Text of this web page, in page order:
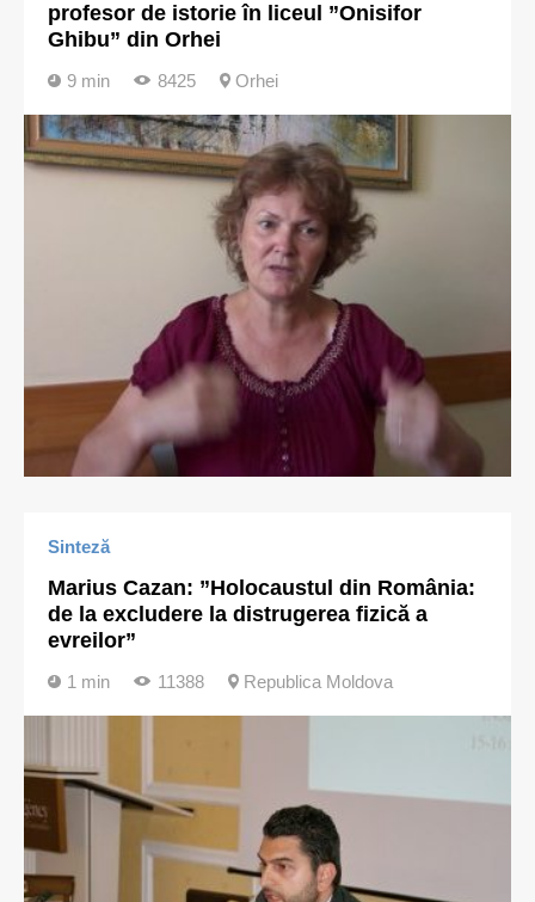
profesor de istorie în liceul ”Onisifor
Ghibu” din Orhei
9 min 8425 Orhei
Sinteză
Marius Cazan: ”Holocaustul din România:
de la excludere la distrugerea fizică a
evreilor”
1 min 11388 Republica Moldova